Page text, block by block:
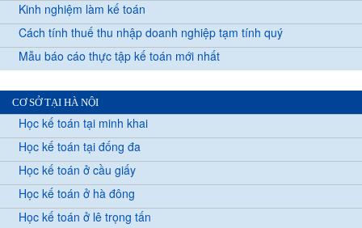
Kinh nghiệm làm kế toán
Cách tính thuế thu nhập doanh nghiệp tạm tính quý
Mẫu báo cáo thực tập kế toán mới nhất
CƠ SỞ TẠI HÀ NỘI
Học kế toán tại minh khai
Học kế toán tại đống đa
Học kế toán ở cầu giấy
Học kế toán ở hà đông
Học kế toán ở lê trọng tấn